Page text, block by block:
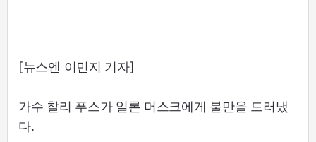
[뉴스엔 이민지 기자]
가수 찰리 푸스가 일론 머스크에게 불만을 드러냈
다.